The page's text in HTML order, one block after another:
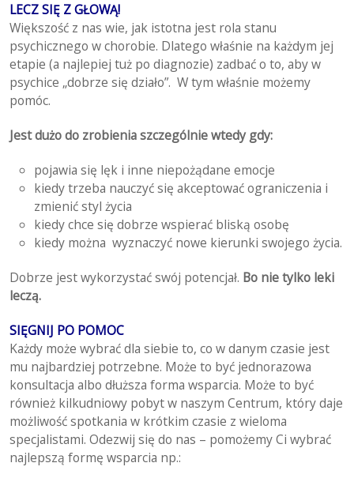
LECZ SIĘ Z GŁOWĄ!
Większość z nas wie, jak istotna jest rola stanu
psychicznego w chorobie. Dlatego właśnie na każdym jej
etapie (a najlepiej tuż po diagnozie) zadbać o to, aby w
psychice „dobrze się działo”. W tym właśnie możemy
pomóc.
Jest dużo do zrobienia szczególnie wtedy gdy:
pojawia się lęk i inne niepożądane emocje
kiedy trzeba nauczyć się akceptować ograniczenia i
zmienić styl życia
kiedy chce się dobrze wspierać bliską osobę
kiedy można wyznaczyć nowe kierunki swojego życia.
Dobrze jest wykorzystać swój potencjał. Bo nie tylko leki
leczą.
SIĘGNIJ PO POMOC
Każdy może wybrać dla siebie to, co w danym czasie jest
mu najbardziej potrzebne. Może to być jednorazowa
konsultacja albo dłuższa forma wsparcia. Może to być
również kilkudniowy pobyt w naszym Centrum, który daje
możliwość spotkania w krótkim czasie z wieloma
specjalistami. Odezwij się do nas – pomożemy Ci wybrać
najlepszą formę wsparcia np.: